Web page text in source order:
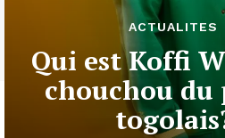
ACTUALITES
Qui est Koffi
chouchou du